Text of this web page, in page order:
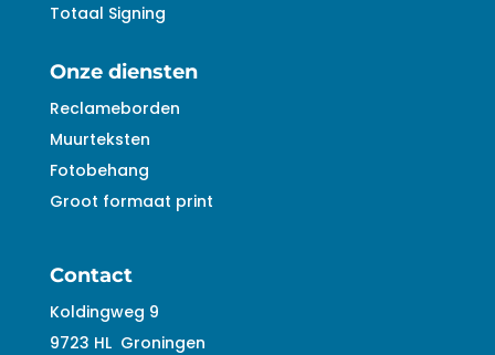
Totaal Signing
Onze diensten
Reclameborden
Muurteksten
Fotobehang
Groot formaat print
Contact
Koldingweg 9
9723 HL Groningen